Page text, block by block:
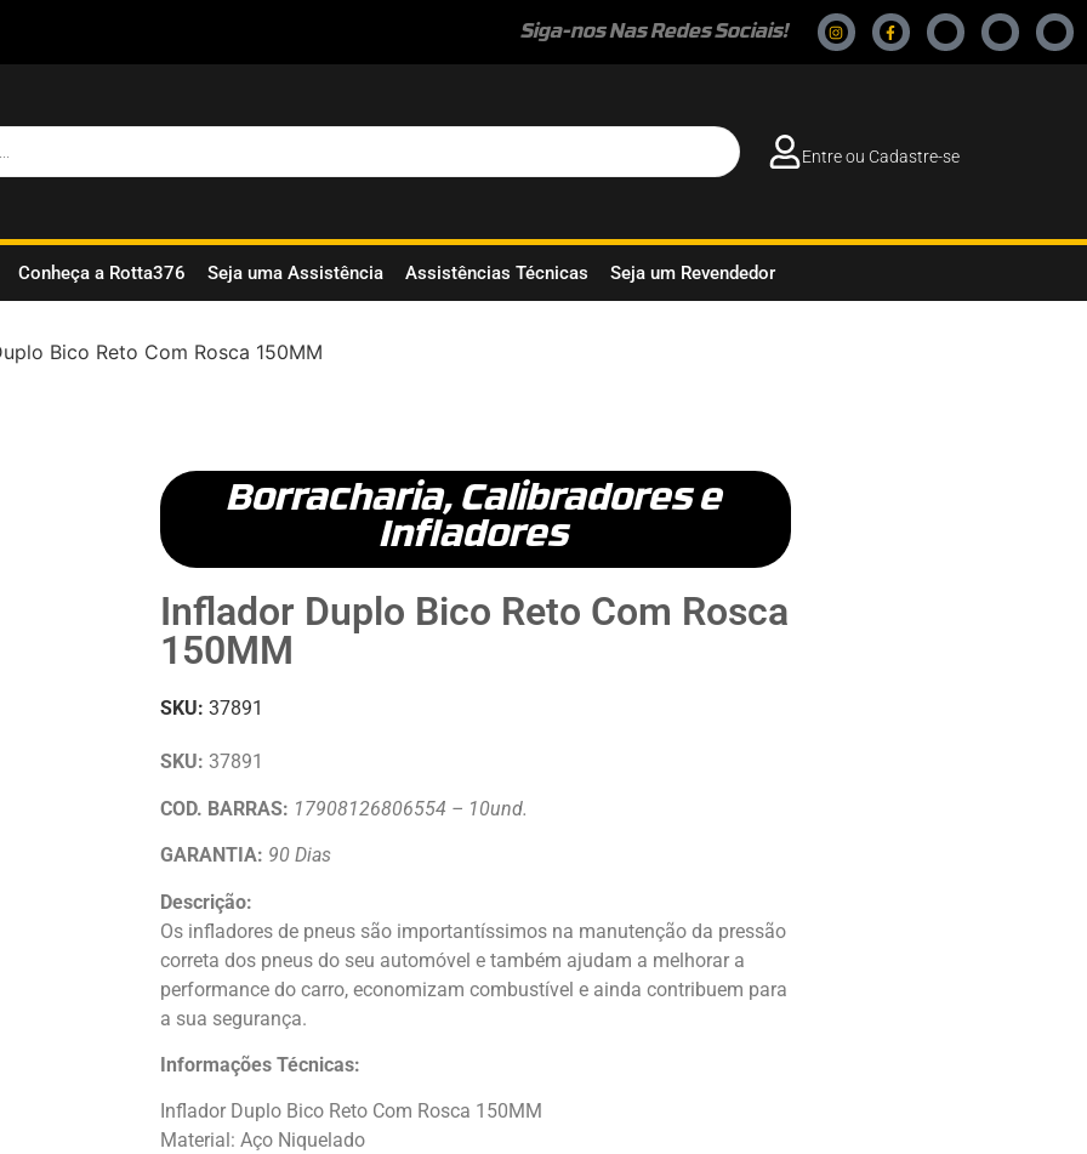
Siga-nos Nas Redes Sociais!
Entre ou Cadastre-se
Conheça a Rotta376 Seja uma Assistência Assistências Técnicas Seja um Revendedor
Bico Reto Com Rosca 150MM
Borracharia, Calibradores e
Infladores
Inflador Duplo Bico Reto Com Rosca
150MM
SKU: 37891
SKU: 37891
COD. BARRAS: 17908126806554 – 10und.
GARANTIA: 90 Dias
Descrição:
Os infladores de pneus são importantíssimos na manutenção da pressão
correta dos pneus do seu automóvel e também ajudam a melhorar a
performance do carro, economizam combustível e ainda contribuem para
a sua segurança.
Informações Técnicas:
Inflador Duplo Bico Reto Com Rosca 150MM
Material: Aço Niquelado